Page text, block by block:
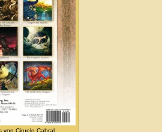
von Ciruelo Cabral